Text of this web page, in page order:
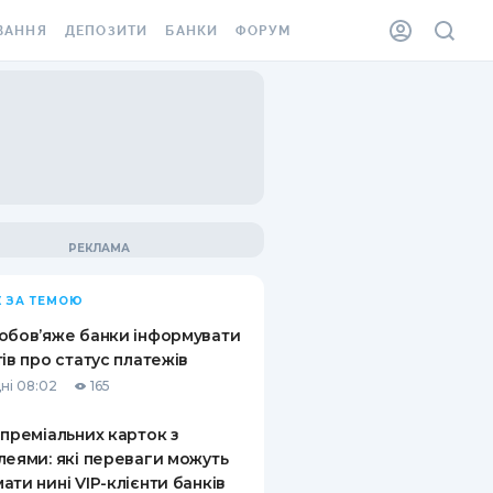
ВІНЬЄТКА
ВІД
ВИПАДКІВ
ДЕПОЗИТИ
ПИТАННЯ ТА ВІДПОВІДІ
ДЕПОЗИТНИЙ КАЛЬКУЛЯТОР
ПУТІВНИКИ ПО
БАНКИ ФОРУМ
ЗА ТЕМОЮ
банки інформувати
про статус платежів
08:02 165
карток з
які переваги можуть
нині VIP-клієнти банків